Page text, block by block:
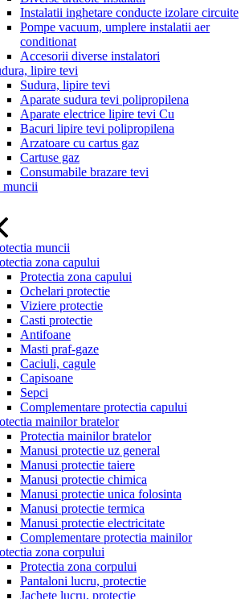
Instalatii inghetare conducte izolare circuite
Pompe vacuum, umplere instalatii aer
conditionat
Accesorii diverse instalatori
lipire tevi
Sudura, lipire tevi
Aparate sudura tevi polipropilena
Aparate electrice lipire tevi Cu
Bacuri lipire tevi polipropilena
Arzatoare cu cartus gaz
Cartuse gaz
Consumabile brazare tevi
muncii
muncii
zona capului
Protectia zona capului
Ochelari protectie
Viziere protectie
Casti protectie
Antifoane
Masti praf-gaze
Caciuli, cagule
Capisoane
Sepci
Complementare protectia capului
mainilor bratelor
Protectia mainilor bratelor
Manusi protectie uz general
Manusi protectie taiere
Manusi protectie chimica
Manusi protectie unica folosinta
Manusi protectie termica
Manusi protectie electricitate
Complementare protectia mainilor
zona corpului
Protectia zona corpului
Pantaloni lucru, protectie
Jachete lucru, protectie